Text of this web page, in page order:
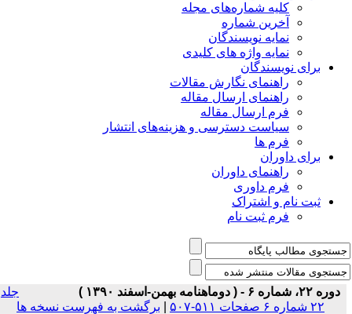
کلیه شماره‌های مجله
آخرین شماره
نمایه نویسندگان
نمایه واژه های کلیدی
برای نویسندگان
راهنمای نگارش مقالات
راهنمای ارسال مقاله
فرم ارسال مقاله
سیاست دسترسی و هزینه‌های انتشار
فرم ها
برای داوران
راهنمای داوران
فرم داوری
ثبت نام و اشتراک
فرم ثبت نام
دوره ۲۲، شماره ۶ - ( دوماهنامه بهمن-اسفند ۱۳۹۰ )
جلد
۲۲ شماره ۶ صفحات ۵۱۱-۵۰۷
| برگشت به فهرست نسخه ها